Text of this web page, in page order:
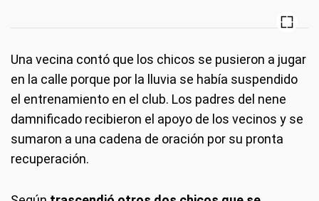
Una vecina contó que los chicos se pusieron a jugar
en la calle porque por la lluvia se había suspendido
el entrenamiento en el club. Los padres del nene
damnificado recibieron el apoyo de los vecinos y se
sumaron a una cadena de oración por su pronta
recuperación.